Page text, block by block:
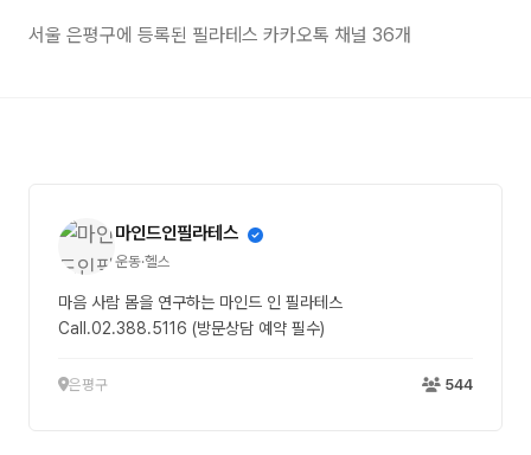
서울 은평구에 등록된 필라테스 카카오톡 채널 36개
마인드인필라테스
운동·헬스
마음 사람 몸을 연구하는 마인드 인 필라테스
Call.02.388.5116 (방문상담 예약 필수)
은평구 544